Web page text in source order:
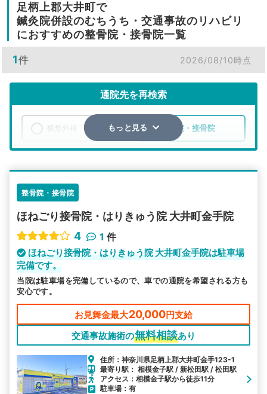
足柄上郡大井町で
鍼灸院併設のむちうち・交通事故のリハビリ
におすすめの整骨院・接骨院一覧
1件 2026/08/10時点
通院先を再検索
整骨院・接骨院
詳細条件で絞り込む
その他の検索方法
もっと見る
整骨院・接骨院
ほねごり接骨院・はりきゅう院 大井町金手院
4
1 件
ほねごり接骨院・はりきゅう院 大井町金手院は駐車場
完備です。
当院は駐車場を完備しているので、車での通院を希望される方も
安心です。
お見舞金最大20,000円支給
交通事故施術の無料相談あり
住所：神奈川県足柄上郡大井町金手123-1
最寄り駅： 相模金子駅 / 新松田駅 / 松田駅
アクセス：相模金子駅から徒歩11分
駐車場：有